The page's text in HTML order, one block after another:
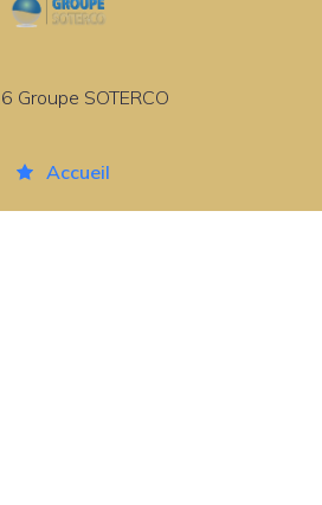
Groupe SOTERCO
Accueil